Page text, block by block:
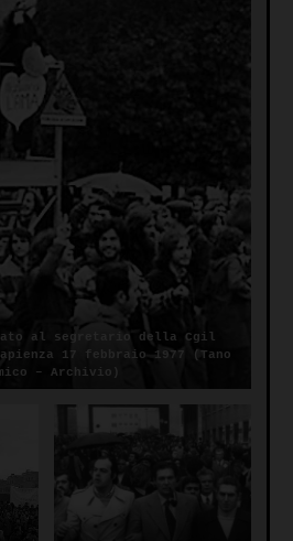
al segretario della Cgil
17 febbraio 1977 (Tano
– Archivio)